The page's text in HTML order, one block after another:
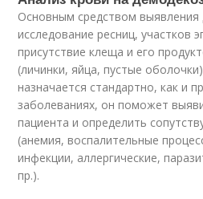
Основным средством выявления
исследование ресниц, участков
присутствие клеща и его
(личинки, яйца, пустые
назначается стандартно, как и
заболеваниях, он поможет
пациента и определить
(анемия, воспалительные
инфекции, аллергические,
пр.).